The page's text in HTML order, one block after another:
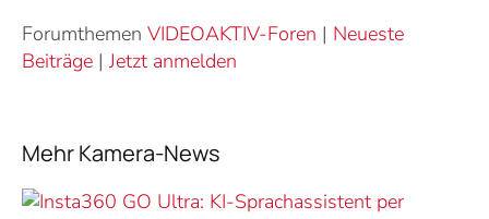
Forumthemen VIDEOAKTIV-Foren | Neueste
Beiträge |Jetzt anmelden
Mehr Kamera-News